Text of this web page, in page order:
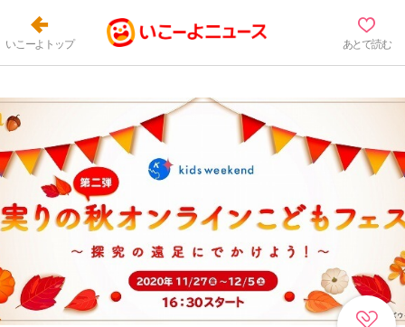
いこーよトップ あとで読む